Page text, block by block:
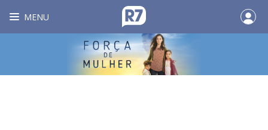
MENU